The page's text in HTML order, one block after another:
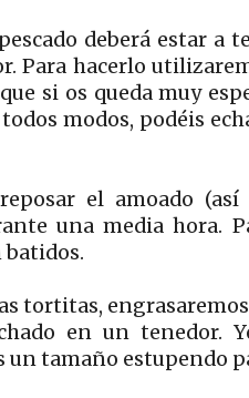
deberá estar a
Para hacerlo
si os queda muy
todos modos, podéis
el amoado
una media hora.
batidos.
tortitas,
en un tenedor.
un tamaño estupendo